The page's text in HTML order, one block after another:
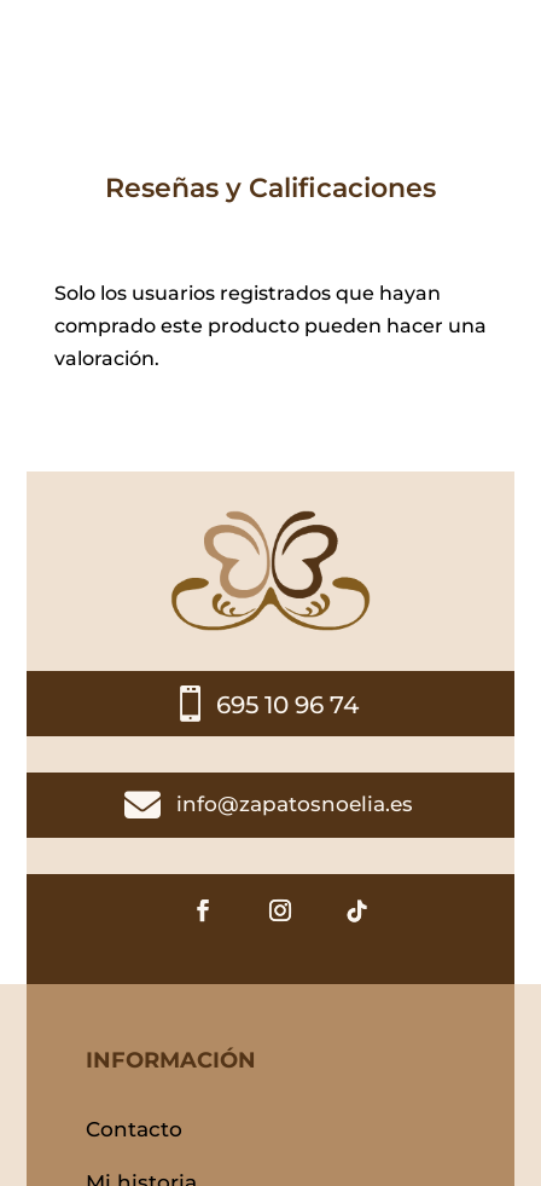
Reseñas y Calificaciones
Solo los usuarios registrados que hayan
comprado este producto pueden hacer una
valoración.
 695 10 96 74
 info@zapatosnoelia.es
INFORMACIÓN
Contacto